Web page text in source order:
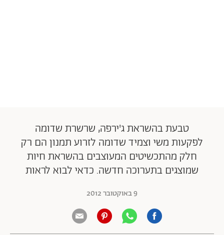
טבעת בהשראת ג'ירפה, שרשרת שדומה
לפקעות משי וצמיד שדומה לזרוע תמנון הם רק
חלק מהתכשיטים המעוצבים בהשראת חיות
שמוצגים בתערוכה חדשה. כדאי לבוא לראות
9 באוקטובר 2012